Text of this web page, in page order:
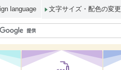
language 文字サイズ・配色の変更